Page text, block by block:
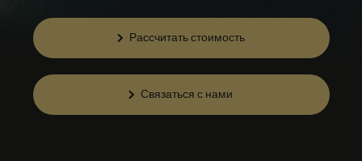
Рассчитать стоимость
Связаться с нами